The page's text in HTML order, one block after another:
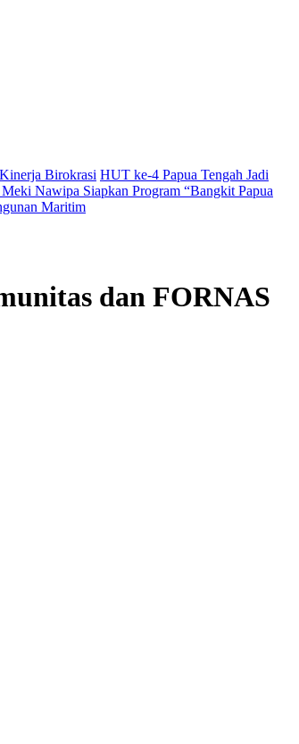
Birokrasi HUT ke-4 Papua Tengah Jadi
Nawipa Siapkan Program “Bangkit Papua
Maritim
dan FORNAS